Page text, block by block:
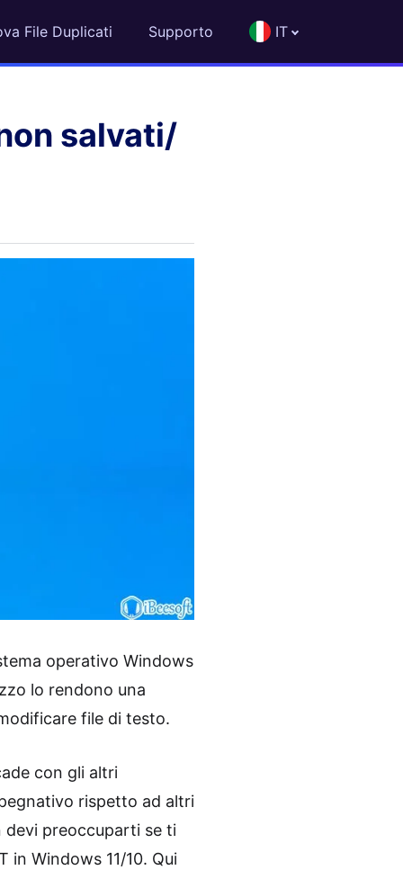
File Duplicati Supporto IT
salvati/
operativo Windows
lo rendono una
file di testo.
con gli altri
rispetto ad altri
devi preoccuparti se ti
Windows 11/10. Qui